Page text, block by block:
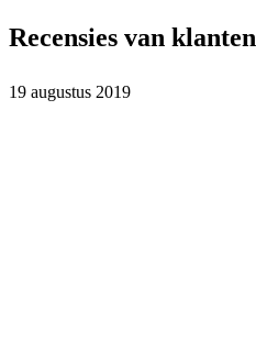
Recensies van klanten
19 augustus 2019